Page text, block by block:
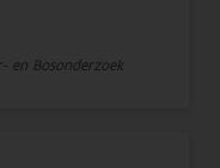
en Bosonderzoek